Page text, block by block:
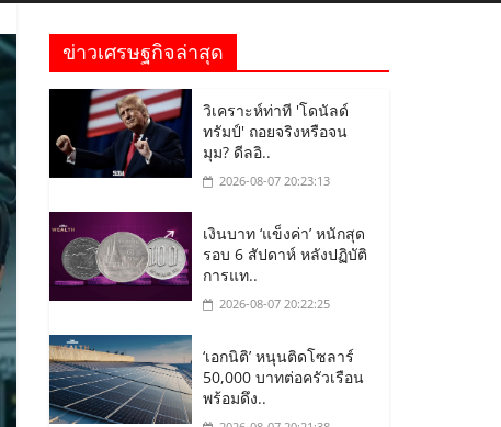
ข่าวเศรษฐกิจล่าสุด
วิเคราะห์ท่าที 'โดนัลด์
ทรัมป์' ถอยจริงหรือจน
มุม? ดีลอิ..
2026-08-07 20:23:13
เงินบาท ‘แข็งค่า’ หนักสุด
รอบ 6 สัปดาห์ หลังปฏิบัติ
การแท..
2026-08-07 20:22:25
‘เอกนิติ’ หนุนติดโซลาร์
50,000 บาทต่อครัวเรือน
พร้อมดึง..